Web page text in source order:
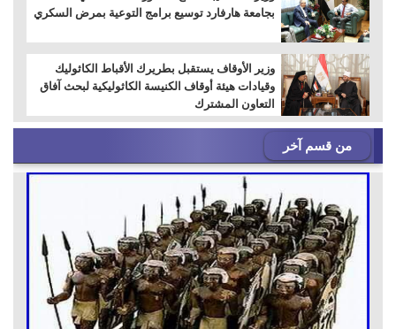
بجامعة هارفارد توسيع برامج التوعية بمرض السكري
وزير الأوقاف يستقبل بطريرك الأقباط الكاثوليك
وقيادات هيئة أوقاف الكنيسة الكاثوليكية لبحث آفاق
التعاون المشترك
من قسم آخر